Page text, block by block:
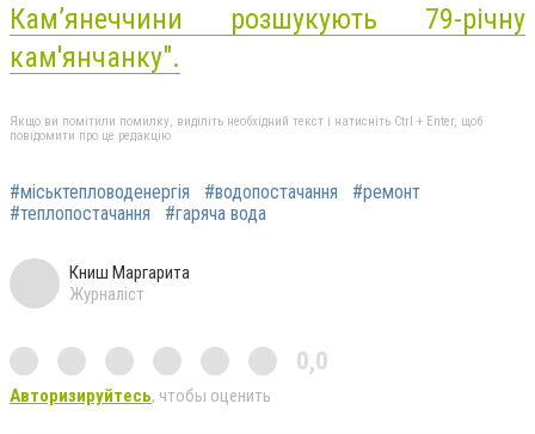
Камʼянеччини розшукують 79-річну
кам'янчанку".
Якщо ви помітили помилку, виділіть необхідний текст і натисніть Ctrl + Enter, щоб
повідомити про це редакцію
#міськтепловоденергія #водопостачання
#ремонт
#теплопостачання
#гаряча вода
Книш Маргарита
Журналіст
0,0
Авторизируйтесь, чтобы оценить